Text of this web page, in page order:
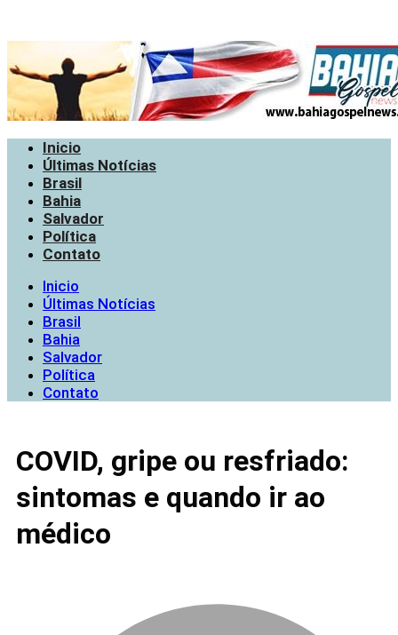
Inicio
Últimas Notícias
Brasil
Bahia
Salvador
Política
Contato
Inicio
Últimas Notícias
Brasil
Bahia
Salvador
Política
Contato
COVID, gripe ou resfriado:
sintomas e quando ir ao
médico